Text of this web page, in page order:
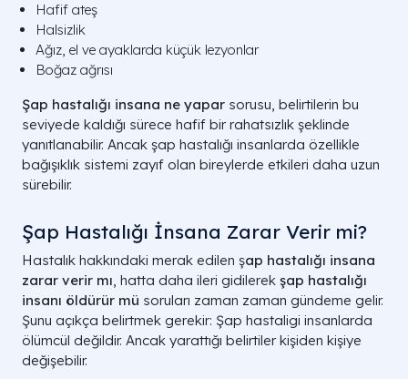
Hafif ateş
Halsizlik
Ağız, el ve ayaklarda küçük lezyonlar
Boğaz ağrısı
Şap hastalığı insana ne yapar sorusu, belirtilerin bu
seviyede kaldığı sürece hafif bir rahatsızlık şeklinde
yanıtlanabilir. Ancak şap hastalığı insanlarda özellikle
bağışıklık sistemi zayıf olan bireylerde etkileri daha uzun
sürebilir.
Şap Hastalığı İnsana Zarar Verir mi?
Hastalık hakkındaki merak edilen şap hastalığı insana
zarar verir mı, hatta daha ileri gidilerek şap hastalığı
insanı öldürür mü soruları zaman zaman gündeme gelir.
Şunu açıkça belirtmek gerekir: Şap hastaligi insanlarda
ölümcül değildir. Ancak yarattığı belirtiler kişiden kişiye
değişebilir.